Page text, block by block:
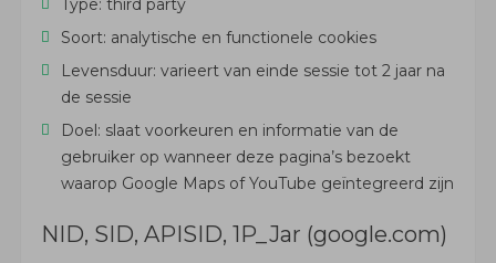
Type: third party
Soort: analytische en functionele cookies
Levensduur: varieert van einde sessie tot 2 jaar na
de sessie
Doel: slaat voorkeuren en informatie van de
gebruiker op wanneer deze pagina’s bezoekt
waarop Google Maps of YouTube geïntegreerd zijn
NID, SID, APISID, 1P_Jar (google.com)